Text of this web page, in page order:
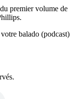
premier volume de
balado (podcast)